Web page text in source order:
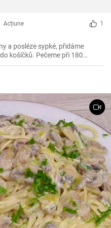
Acțiune 1
a posléze sypké, přidáme
košíčků. Pečeme při 180